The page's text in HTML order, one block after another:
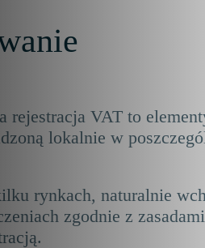
rejestracja VAT to
lokalnie w
rynkach, naturalnie
zgodnie z